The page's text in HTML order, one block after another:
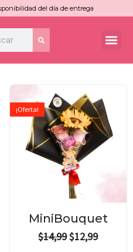
del día de entrega
Search
¡Oferta!
MiniBouquet
$14,99
Original
price
was:
$14,99.
$12,99
price
is:
$12,99.